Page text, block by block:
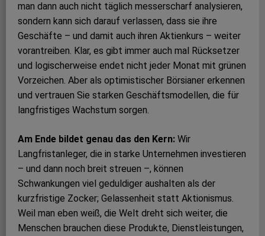
man dann auch nicht täglich messerscharf analysieren,
sondern kann sich darauf verlassen, dass sie ihre
Geschäfte – und damit auch ihren Aktienkurs – weiter
vorantreiben. Klar, es gibt immer auch mal Rücksetzer
und logischerweise endet nicht jeder Monat mit grünen
Vorzeichen. Aber als optimistischer Börsianer erkennen
und vertrauen Sie starken Geschäftsmodellen, die für
langfristiges Wachstum sorgen.
Am Ende bildet genau das den Kern: Wir
Langfristanleger, die in starke Unternehmen investieren
– und dann noch breit streuen –, können
Schwankungen viel geduldiger aushalten als der
kurzfristige Zocker; Gelassenheit statt Aktionismus.
Weil man eben weiß, die Welt dreht sich weiter, die
Menschen brauchen diese Produkte, Dienstleistungen,